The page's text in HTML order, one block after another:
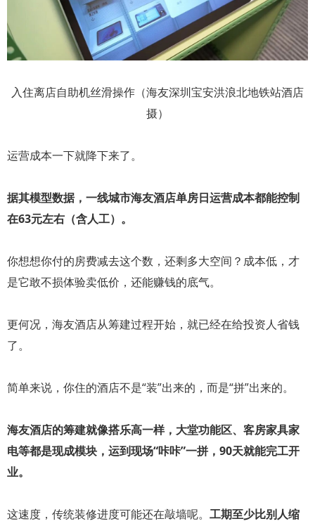
入住离店自助机丝滑操作（海友深圳宝安洪浪北地铁站酒店
摄）
运营成本一下就降下来了。
据其模型数据，一线城市海友酒店单房日运营成本都能控制
在63元左右（含人工）。
你想想你付的房费减去这个数，还剩多大空间？成本低，才
是它敢不损体验卖低价，还能赚钱的底气。
更何况，海友酒店从筹建过程开始，就已经在给投资人省钱
了。
简单来说，你住的酒店不是“装”出来的，而是“拼”出来的。
海友酒店的筹建就像搭乐高一样，大堂功能区、客房家具家
电等都是现成模块，运到现场“咔咔”一拼，90天就能完工开
业。
这速度，传统装修进度可能还在敲墙呢。 工期至少比别人缩